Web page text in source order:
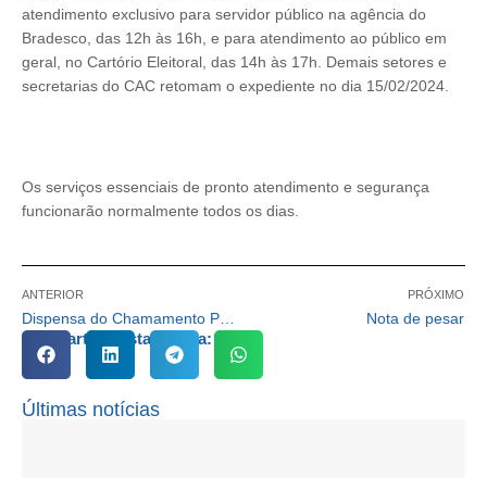
atendimento exclusivo para servidor público na agência do
Bradesco, das 12h às 16h, e para atendimento ao público em
geral, no Cartório Eleitoral, das 14h às 17h. Demais setores e
secretarias do CAC retomam o expediente no dia 15/02/2024.
Os serviços essenciais de pronto atendimento e segurança
funcionarão normalmente todos os dias.
ANTERIOR PRÓXIMO
Nota de pesar
Compartilhe esta notícia:
Últimas notícias